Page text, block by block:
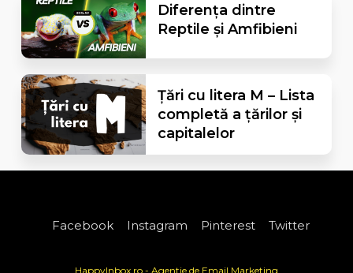
Diferența dintre
Reptile și Amfibieni
Țări cu litera M – Lista
completă a țărilor și
capitalelor
Facebook Instagram Pinterest Twitter
HappyInbox.ro - Agentie de Email Marketing